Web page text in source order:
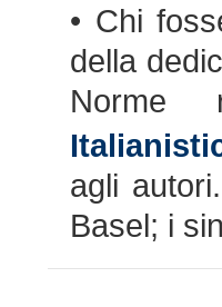
• Chi
della
Norme
agli
Basel; i